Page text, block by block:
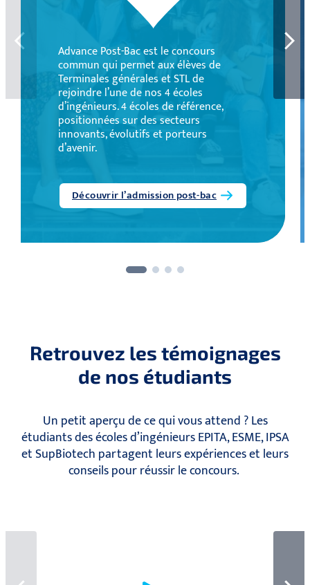
Advance Post-Bac est le concours
commun qui permet aux élèves de
Terminales générales et STL de
rejoindre l’une de nos 4 écoles
d’ingénieurs. 4 écoles de référence,
positionnées sur des secteurs
innovants, évolutifs et porteurs
d’avenir.
Découvrir l’admission post-bac
Retrouvez les témoignages
de nos étudiants
Un petit aperçu de ce qui vous attend ? Les
étudiants des écoles d’ingénieurs EPITA, ESME, IPSA
et SupBiotech partagent leurs expériences et leurs
conseils pour réussir le concours.